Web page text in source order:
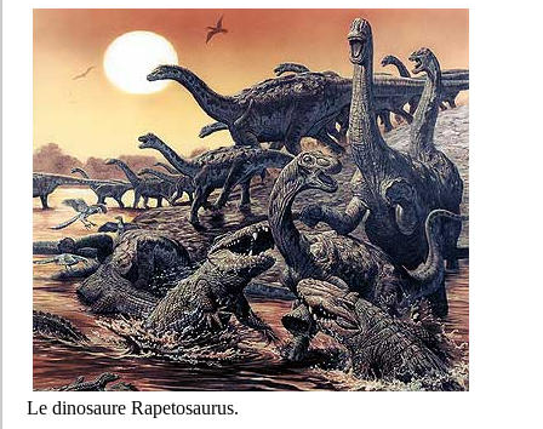
Le dinosaure Rapetosaurus.